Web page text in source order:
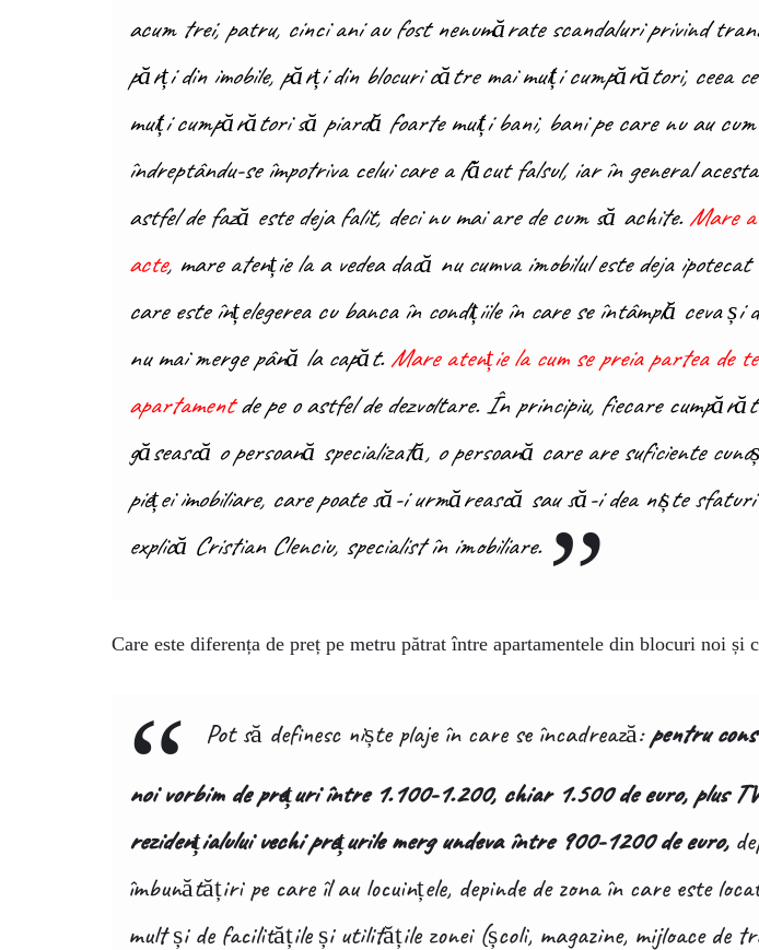
acum trei, patru, cinci ani au fost nenumărate scandaluri privind
părți din imobile, părți din blocuri către mai mulți cumpărători, ceea
mulți cumpărători să piardă foarte mulți bani, bani pe care nu au cum
îndreptându-se împotriva celui care a făcut falsul, iar în general
astfel de fază este deja falit, deci nu mai are de cum să achite.Mare
acte, mare atenție la a vedea dacă nu cumva imobilul este deja
care este înțelegerea cu banca în condițiile în care se întâmplă ceva și
nu mai merge până la capăt.Mare atenție la cum se preia partea de
apartamentde pe o astfel de dezvoltare. În principiu, fiecare
găsească o persoană specializată, o persoană care are suficiente
pieței imobiliare, care poate să-i urmărească sau să-i dea niște sfaturi
explică Cristian Clenciu, specialist în imobiliare.
Care este diferența de preț pe metru pătrat între apartamentele din blocuri noi și
Pot să definesc niște plaje în care se încadrează:pentru
noi vorbim de prețuri între 1.100-1.200, chiar 1.500 de euro, plus
rezidențialului vechi prețurile merg undeva între 900-1200 de euro,
îmbunătățiri pe care îl au locuințele, depinde de zona în care este
mult și de facilitățile și utilitățile zonei (școli, magazine, mijloace de